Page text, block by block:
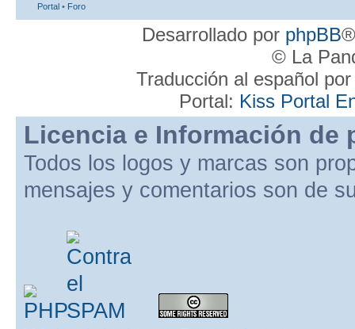
Portal • Foro
Desarrollado por phpBB
© La
Traducción al español
Portal: Kiss Portal
Licencia e Información de
Todos los logos y marcas son
mensajes y comentarios son de